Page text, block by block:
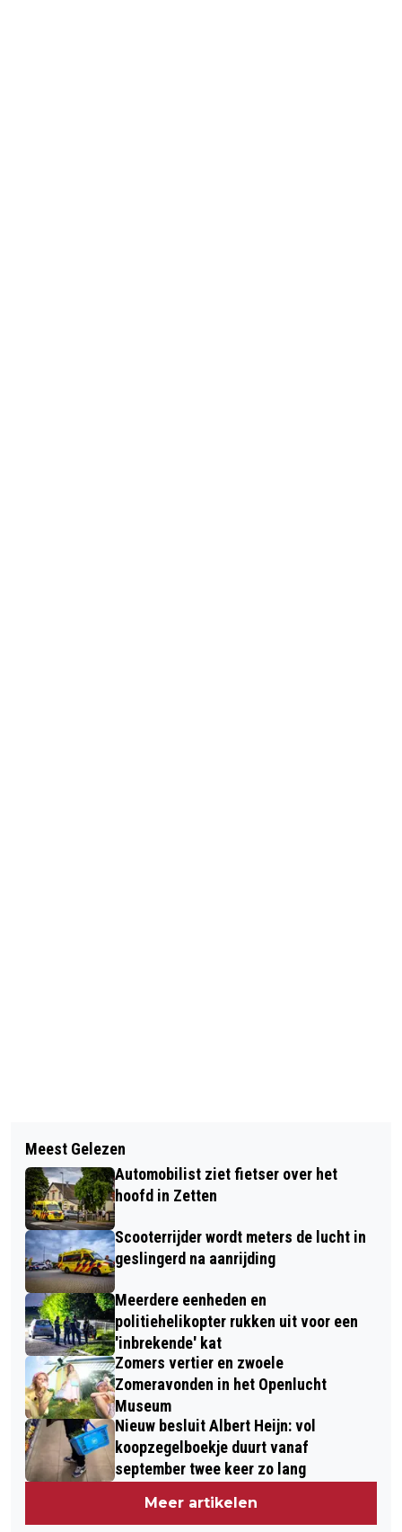
NOMINEER EEN JONGE VRIJWILLIGER
VOOR DE JEUGDVRIJWILLIGERSPRIJS
FEEST VAN DE GODDELIJKE
BARMHARTIGHEID DEZE KEER IN
BENNEKOM
Meest Gelezen
Automobilist ziet fietser over het
hoofd in Zetten
Scooterrijder wordt meters de lucht in
geslingerd na aanrijding
Meerdere eenheden en
politiehelikopter rukken uit voor een
'inbrekende' kat
Zomers vertier en zwoele
Zomeravonden in het Openlucht
Museum
Nieuw besluit Albert Heijn: vol
koopzegelboekje duurt vanaf
september twee keer zo lang
Meer artikelen